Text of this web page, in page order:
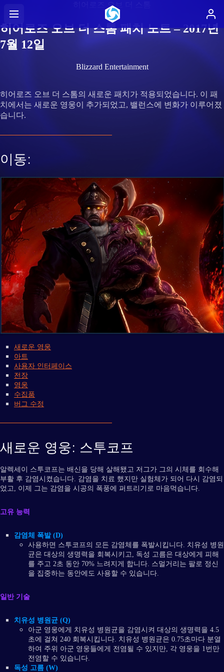
히어로즈 오브 더 스톰
히어로즈 오브 더 스톰 패치 노트 – 2017년
7월 12일
Blizzard Entertainment
히어로즈 오브 더 스톰의 새로운 패치가 적용되었습니다. 이 패
치에서는 새로운 영웅이 추가되었고, 밸런스에 변화가 이루어졌
습니다.
이동:
새로운 영웅
아트
사용자 인터페이스
전장
영웅
수집품
버그 수정
새로운 영웅: 스투코프
알렉세이 스투코프는 배신을 당해 살해됐고 저그가 그의 시체를 회수해
부활 후 감염시켰습니다. 감염을 치료 했지만 실험체가 되어 다시 감염되
었고, 이제 그는 감염을 시공의 폭풍에 퍼트리기로 마음먹습니다.
고유 능력
감염체 폭발 (D)
사용하면 스투코프의 모든 감염체를 폭발시킵니다. 치유성 병원
균은 대상의 생명력을 회복시키고, 독성 고름은 대상에게 피해
를 주고 2초 동안 70% 느려지게 합니다. 스멀거리는 팔로 정신
을 집중하는 동안에도 사용할 수 있습니다.
일반 기술
치유성 병원균 (Q)
아군 영웅에게 치유성 병원균을 감염시켜 대상의 생명력을 4.5
초에 걸쳐 240 회복시킵니다. 치유성 병원균은 0.75초마다 분열
하여 주위 아군 영웅들에게 전염될 수 있지만, 각 영웅을 1번만
전염할 수 있습니다.
독성 고름 (W)